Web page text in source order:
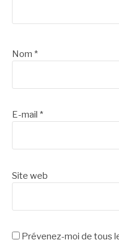
Nom *
E-mail *
Site web
Prévenez-moi de tous